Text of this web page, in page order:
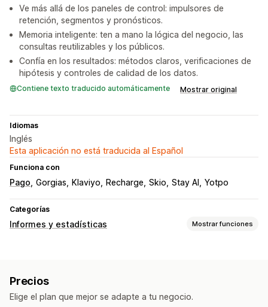
Ve más allá de los paneles de control: impulsores de
retención, segmentos y pronósticos.
Memoria inteligente: ten a mano la lógica del negocio, las
consultas reutilizables y los públicos.
Confía en los resultados: métodos claros, verificaciones de
hipótesis y controles de calidad de los datos.
Contiene texto traducido automáticamente Mostrar original
Idiomas
Inglés
Esta aplicación no está traducida al Español
Funciona con
Pago Gorgias Klaviyo Recharge Skio Stay AI Yotpo
Categorías
Informes y estadísticas Mostrar funciones
Seguimiento de eventos
Valor vitalicio (LTV) Análisis de fidelidad
Precios
Elige el plan que mejor se adapte a tu negocio.